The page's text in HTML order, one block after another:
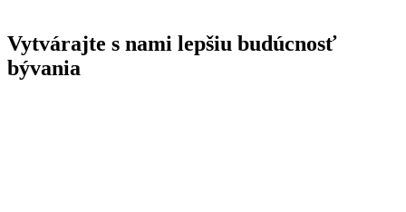
Vytvárajte s nami lepšiu budúcnosť
bývania